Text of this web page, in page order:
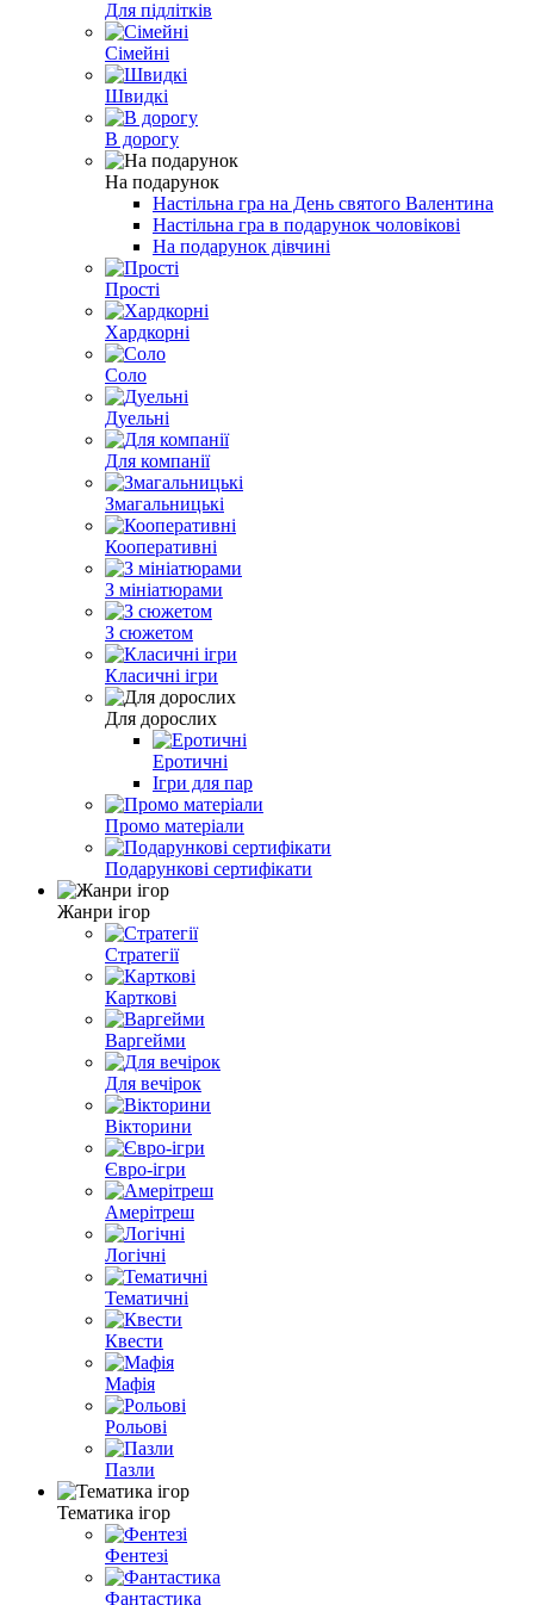
Для підлітків
Сімейні
Швидкі
В дорогу
На подарунок
Настільна гра на День святого Валентина
Настільна гра в подарунок чоловікові
На подарунок дівчині
Прості
Хардкорні
Соло
Дуельні
Для компанії
Змагальницькі
Кооперативні
З мініатюрами
З сюжетом
Класичні ігри
Для дорослих
Еротичні
Ігри для пар
Промо матеріали
Подарункові сертифікати
Жанри ігор
Стратегії
Карткові
Варгейми
Для вечірок
Вікторини
Євро-ігри
Амерітреш
Логічні
Тематичні
Квести
Мафія
Рольові
Пазли
Тематика ігор
Фентезі
Фантастика